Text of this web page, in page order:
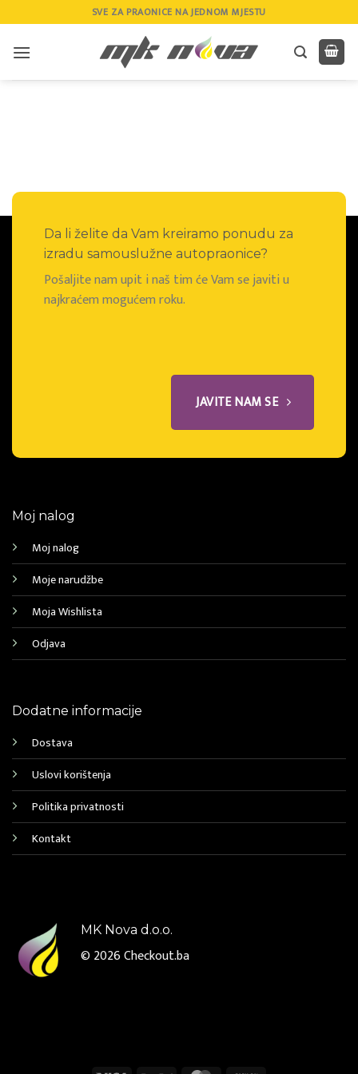
to
content
SVE ZA PRAONICE NA JEDNOM MJESTU
Da li želite da Vam kreiramo ponudu za
izradu samouslužne autopraonice?
Pošaljite nam upit i naš tim će Vam se javiti u
najkraćem mogućem roku.
JAVITE NAM SE
Moj nalog
Moj nalog
Moje narudžbe
Moja Wishlista
Odjava
Dodatne informacije
Dostava
Uslovi korištenja
Politika privatnosti
Kontakt
MK Nova d.o.o.
© 2026Checkout.ba